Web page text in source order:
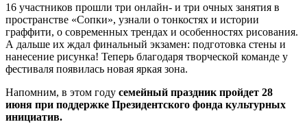
16 участников прошли три онлайн- и три очных занятия в
пространстве «Сопки», узнали о тонкостях и истории
граффити, о современных трендах и особенностях рисования.
А дальше их ждал финальный экзамен: подготовка стены и
нанесение рисунка! Теперь благодаря творческой команде у
фестиваля появилась новая яркая зона.
Напомним, в этом году семейный праздник пройдет 28
июня при поддержке Президентского фонда культурных
инициатив.